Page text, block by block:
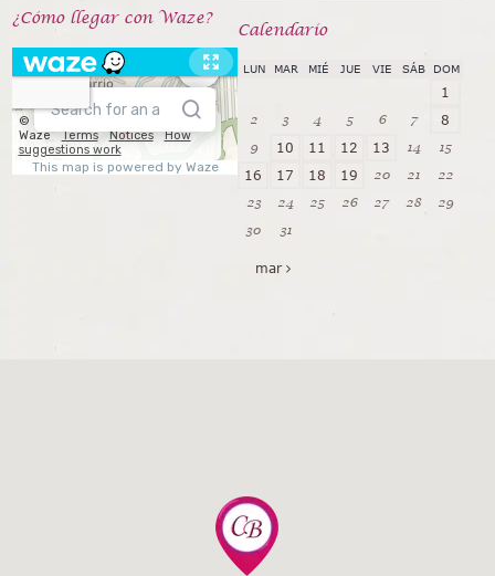
¿Cómo llegar con Waze?
Calendarío
LUN MAR MIÉ JUE VIE SÁB DOM
1
2 3 4 5 6 7 8
9 10 11 12 13 14 15
16 17 18 19 20 21
22
23
24 25 26 27 28
29
30
31
mar